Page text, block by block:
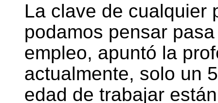
La clave de cualquier
podamos pensar
empleo, apuntó la
actualmente, solo un
edad de trabajar